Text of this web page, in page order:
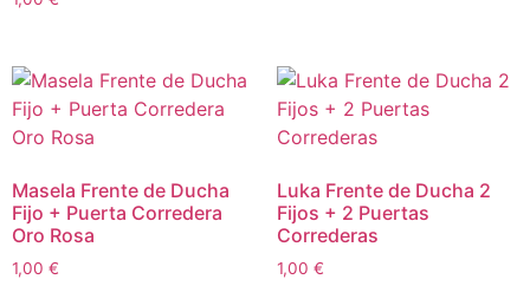
Masela Frente de Ducha
Fijo + Puerta Corredera
Oro Rosa
1,00 €
Luka Frente de Ducha 2
Fijos + 2 Puertas
Correderas
1,00 €